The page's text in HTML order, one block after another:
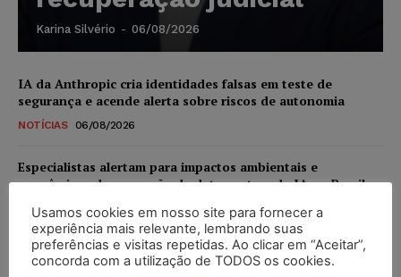
Karina Silvério - 06/08/2026
IA da Anthropic cria identidades falsas em teste de
segurança e acende alerta sobre riscos de autonomia
NOTÍCIAS 06/08/2026
Especialistas alertam para impactos ambientais e
econômicos da expansão de data centers de IA no Brasil
DIREITO DIGITAL 06/08/2026
TSE reforça que sistemas das urnas eletrônicas tornam-se
invioláveis após assinatura digital e lacração
Usamos cookies em nosso site para fornecer a
experiência mais relevante, lembrando suas
preferências e visitas repetidas. Ao clicar em “Aceitar”,
concorda com a utilização de TODOS os cookies.